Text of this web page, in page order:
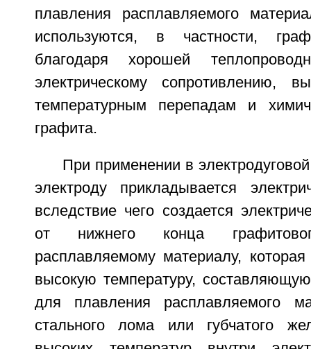
плавления расплавляемого
используются, в частности,
благодаря хорошей
электрическому сопротивлению,
температурным перепадам и
графита.
При применении в
электроду прикладывается
вследствие чего создается
от нижнего конца
расплавляемому материалу, которая
высокую температуру,
для плавления расплавляемого
стального лома или губчатого